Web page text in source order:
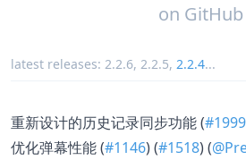
on GitHub
latest releases: 2.2.6, 2.2.5, 2.2.4...
重新设计的历史记录同步功能 (#1999
优化弹幕性能 (#1146) (#1518) (